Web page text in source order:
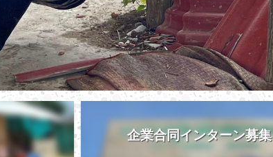
企業合同インターン募集